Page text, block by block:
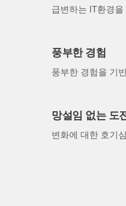
급변하는 IT환경
풍부한 경험
풍부한 경험을 기
망설임 없는 도
변화에 대한 호기